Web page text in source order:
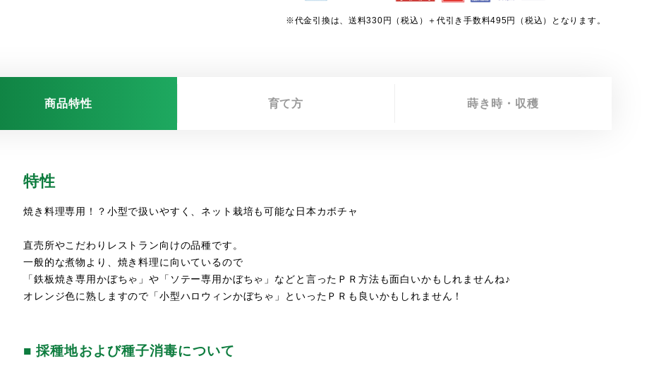
※代金引換は、送料330円（税込）＋代引き手数料495円（税込）となります。
商品特性 育て方 蒔き時・収穫
特性
焼き料理専用！？小型で扱いやすく、ネット栽培も可能な日本カボチャ
直売所やこだわりレストラン向けの品種です。
一般的な煮物より、焼き料理に向いているので
「鉄板焼き専用かぼちゃ」や「ソテー専用かぼちゃ」などと言ったＰＲ方法も面白いかもしれませんね♪
オレンジ色に熟しますので「小型ハロウィンかぼちゃ」といったＰＲも良いかもしれません！
■ 採種地および種子消毒について